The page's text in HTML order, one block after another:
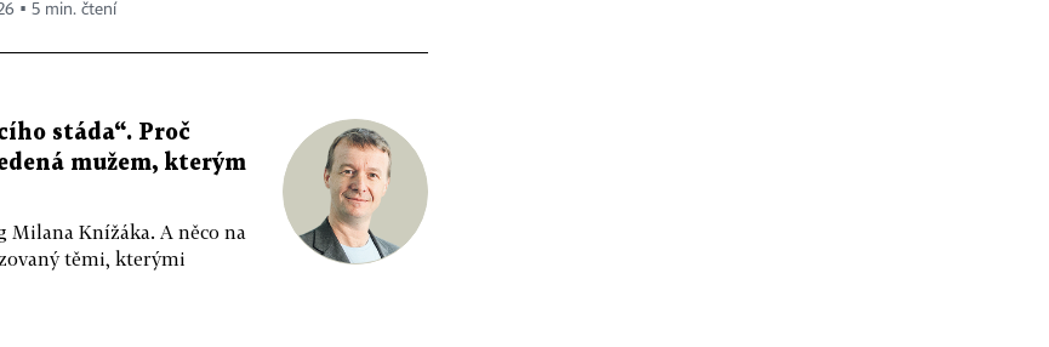
▪ 5 min. čtení
stáda“. Proč
mužem, kterým
Knížáka. A něco na
těmi, kterými